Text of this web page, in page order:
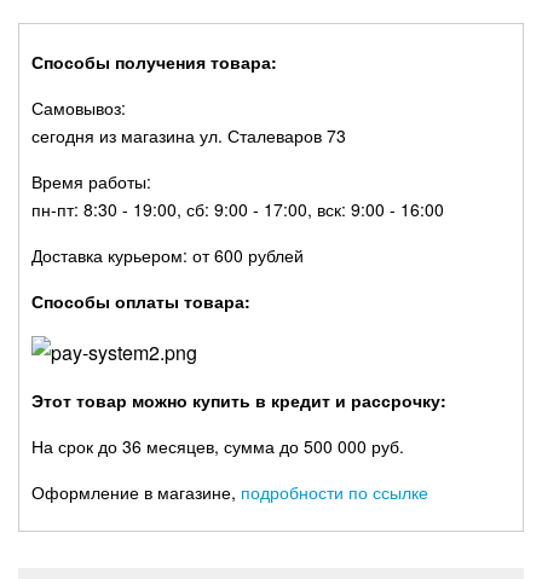
Способы получения товара:
Самовывоз:
сегодня из магазина ул. Сталеваров 73
Время работы:
пн-пт: 8:30 - 19:00, сб: 9:00 - 17:00, вск: 9:00 - 16:00
Доставка курьером: от 600 рублей
Способы оплаты товара:
Этот товар можно купить в кредит и рассрочку:
На срок до 36 месяцев, сумма до 500 000 руб.
Оформление в магазине, подробности по ссылке